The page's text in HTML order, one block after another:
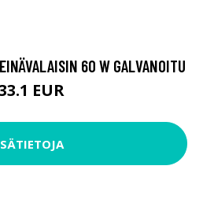
60 W GALVANOITU
EUR